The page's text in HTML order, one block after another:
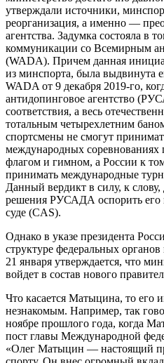
утверждали источники,
реорганизация, а именно —
агентства. Задумка состояла в
коммуникации со Всемирным
(WADA). Причем данная
из минспорта, была выдвинута
WADA от 9 декабря 2019-го,
антидопинговое агентство
соответствия, а весь
тотальным четырехлетним
спортсмены не смогут
международных
флагом и гимном, а России к
принимать международные
Данный вердикт в силу, к
решения РУСАДА оспорить
суде (CAS).
Однако в указе президента
структуре федеральных
21 января утверждается, что
войдет в состав нового
Что касается Матыцина, то его
незнакомым. Например, так
ноябре прошлого года, когда
пост главы Международной
«Олег Матыцин — настоящий